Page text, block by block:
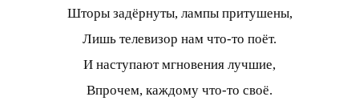
Шторы задёрнуты, лампы притушены,
Лишь телевизор нам что-то поёт.
И наступают мгновения лучшие,
Впрочем, каждому что-то своё.